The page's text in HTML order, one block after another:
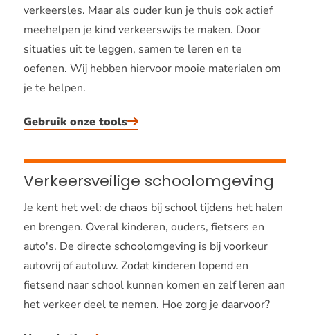
verkeersles. Maar als ouder kun je thuis ook actief
meehelpen je kind verkeerswijs te maken. Door
situaties uit te leggen, samen te leren en te
oefenen. Wij hebben hiervoor mooie materialen om
je te helpen.
Gebruik onze tools
Verkeersveilige schoolomgeving
Je kent het wel: de chaos bij school tijdens het halen
en brengen. Overal kinderen, ouders, fietsers en
auto's. De directe schoolomgeving is bij voorkeur
autovrij of autoluw. Zodat kinderen lopend en
fietsend naar school kunnen komen en zelf leren aan
het verkeer deel te nemen. Hoe zorg je daarvoor?